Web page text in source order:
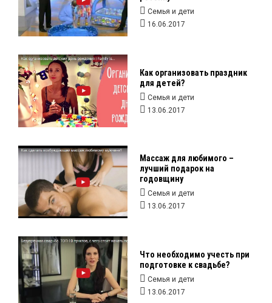
Семья и дети
16.06.2017
Как организовать праздник
для детей?
Семья и дети
13.06.2017
Массаж для любимого –
лучший подарок на
годовщину
Семья и дети
13.06.2017
Что необходимо учесть при
подготовке к свадьбе?
Семья и дети
13.06.2017